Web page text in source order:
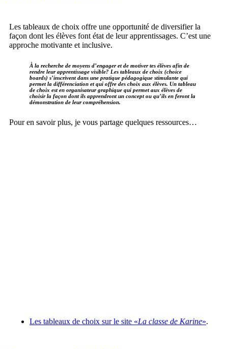
Les tableaux de choix offre une opportunité de diversifier la
façon dont les élèves font état de leur apprentissages. C’est une
approche motivante et inclusive.
À la recherche de moyens d’engager et de motiver tes élèves afin de
rendre leur apprentissage visible? Les tableaux de choix (choice
boards) s’inscrivent dans une pratique pédagogique stimulante qui
permet la différenciation et qui offre des choix aux élèves. Un tableau
de choix est en organisateur graphique qui permet aux élèves de
choisir la façon dont ils apprendront un concept ou qu’ils en feront la
démonstration de leur compréhension.
Pour en savoir plus, je vous partage quelques ressources…
Les tableaux de choix sur le site «La classe de Karine».